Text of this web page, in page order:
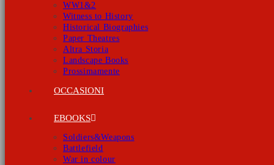
WW1&2
Witness to History
Historical Biographies
Paper Theatres
Altra Storia
Landscape Books
Prossimamente
OCCASIONI
EBOOKS
Soldiers&Weapons
Battlefield
War in colour